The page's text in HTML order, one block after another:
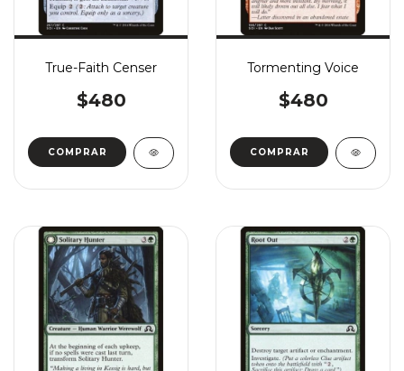
True-Faith Censer
$480
COMPRAR
Tormenting Voice
$480
COMPRAR